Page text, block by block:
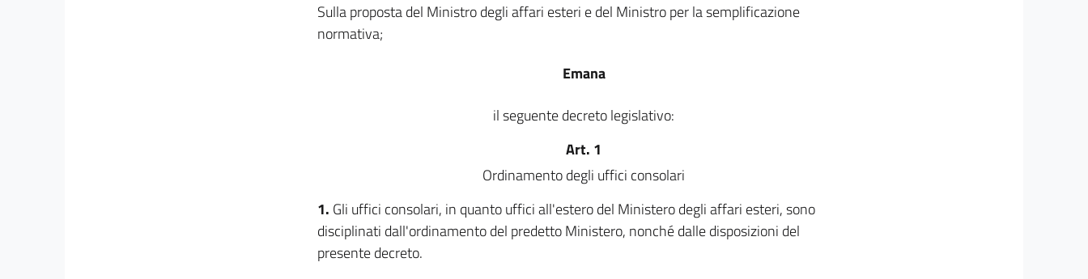
Sulla proposta del Ministro degli affari esteri e del Ministro per la semplificazione
normativa;
Emana
il seguente decreto legislativo:
Art. 1
Ordinamento degli uffici consolari
1. Gli uffici consolari, in quanto uffici all'estero del Ministero degli affari esteri, sono
disciplinati dall'ordinamento del predetto Ministero, nonché dalle disposizioni del
presente decreto.